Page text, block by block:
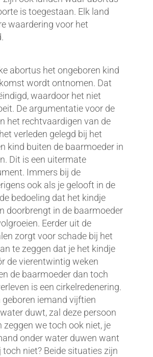
is toegestaan. Elk land
waardering voor het
abortus het ongeboren kind
wordt ontnomen. Dat
waardoor het niet
De argumentatie voor de
het rechtvaardigen van de
verleden gelegd bij het
kind buiten de baarmoeder in
Dit is een uitermate
Immers bij de
ook als je gelooft in de
bedoeling dat het kindje
doorbrengt in de baarmoeder
Eerder uit de
zorgt voor schade bij het
te zeggen dat je het kindje
de vierentwintig weken
de baarmoeder dan toch
is een cirkelredenering.
geboren iemand vijftien
duwt, zal deze persoon
zeggen we toch ook niet, je
onder water duwen want
niet? Beide situaties zijn